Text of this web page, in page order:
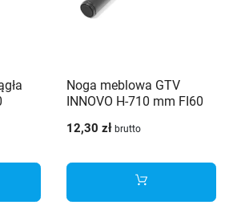
Noga meblowa GTV
INNOVO H-710 mm FI60
12,30 zł brutto